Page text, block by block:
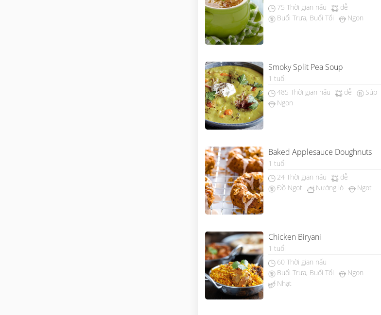
75 Thời gian nấu
dễ
Buổi Trưa, Buổi Tối
Ngon
Smoky Split Pea Soup
1 tuổi
485 Thời gian nấu
dễ
Súp
Ngon
Baked Applesauce Doughnuts
1 tuổi
24 Thời gian nấu
dễ
Đồ Ngọt
Nướng lò Ngọt
Chicken Biryani
1 tuổi
60 Thời gian nấu
Buổi Trưa, Buổi Tối
Ngon
Nhạt